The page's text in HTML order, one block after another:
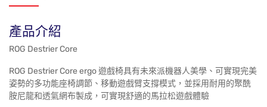
產品介紹
ROG Destrier Core
ROG Destrier Core ergo 遊戲椅具有未來派機器人美學、可實現完美
姿勢的多功能座椅調節、移動遊戲臂支撐模式，並採用耐用的聚酰
胺尼龍和透氣網布製成，可實現舒適的馬拉松遊戲體驗